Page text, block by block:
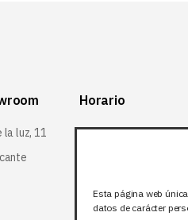
Esta página web
datos de carácter
la luz, 11
Horario
Lunes-Viernes:
Cerrado